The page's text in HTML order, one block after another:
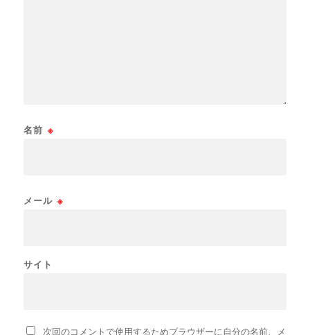
名前 ※
メール ※
サイト
次回のコメントで使用するためブラウザーに自分の名前、メ